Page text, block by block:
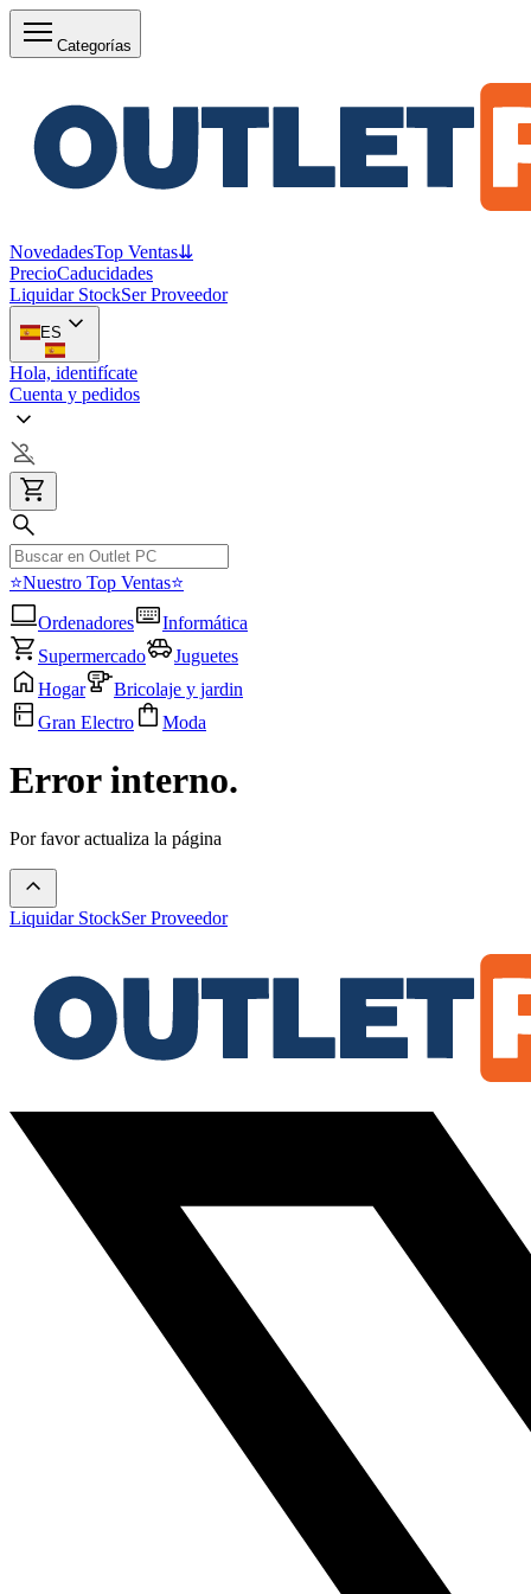
Categorías
NovedadesTop Ventas⇊
PrecioCaducidades
Liquidar StockSer Proveedor
ES
Hola, identifícate
Cuenta y pedidos
⭐Nuestro Top Ventas⭐
Ordenadores
Informática
Supermercado
Juguetes
Hogar
Bricolaje y jardin
Gran Electro
Moda
Error interno.
Por favor actualiza la página
Liquidar StockSer Proveedor